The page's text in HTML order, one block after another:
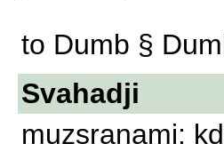
to Dumb §
Svahadji
muzsranami: